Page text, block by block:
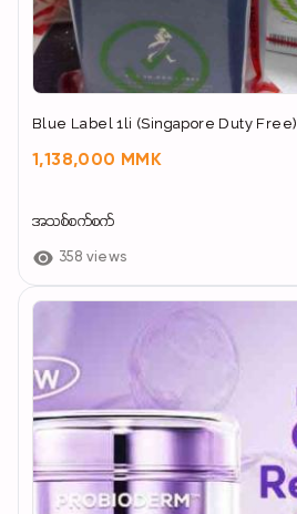
Blue Label 1li (Singapore Duty Free)
1,138,000 MMK
အသစ်စက်စက်
358 views